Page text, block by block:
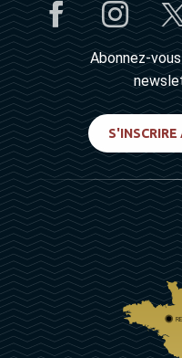
Abonnez-